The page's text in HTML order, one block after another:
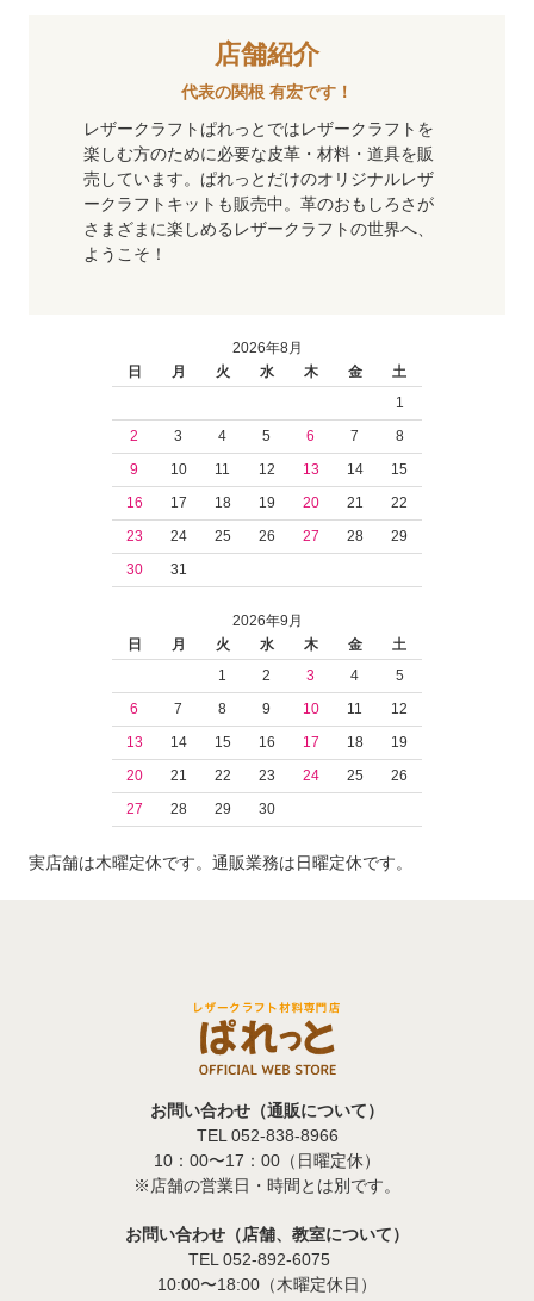
店舗紹介
代表の関根 有宏です！
レザークラフトぱれっとではレザークラフトを
楽しむ方のために必要な皮革・材料・道具を販
売しています。ぱれっとだけのオリジナルレザ
ークラフトキットも販売中。革のおもしろさが
さまざまに楽しめるレザークラフトの世界へ、
ようこそ！
2026年8月
日
月 火 水 木 金
土
1
2
3 4 5 6 7
8
9
10 11 12 13 14
15
16
17 18 19 20 21
22
23
24 25 26 27 28
29
30
31
2026年9月
日
月 火 水 木 金
土
1
2 3 4
5
6
7 8 9 10 11
12
13
14 15 16 17 18
19
20
21 22 23 24 25
26
27
28 29 30
実店舗は木曜定休です。通販業務は日曜定休です。
お問い合わせ（通販について）
TEL 052-838-8966
10：00〜17：00（日曜定休）
※店舗の営業日・時間とは別です。
お問い合わせ（店舗、教室について）
TEL 052-892-6075
10:00〜18:00（木曜定休日）